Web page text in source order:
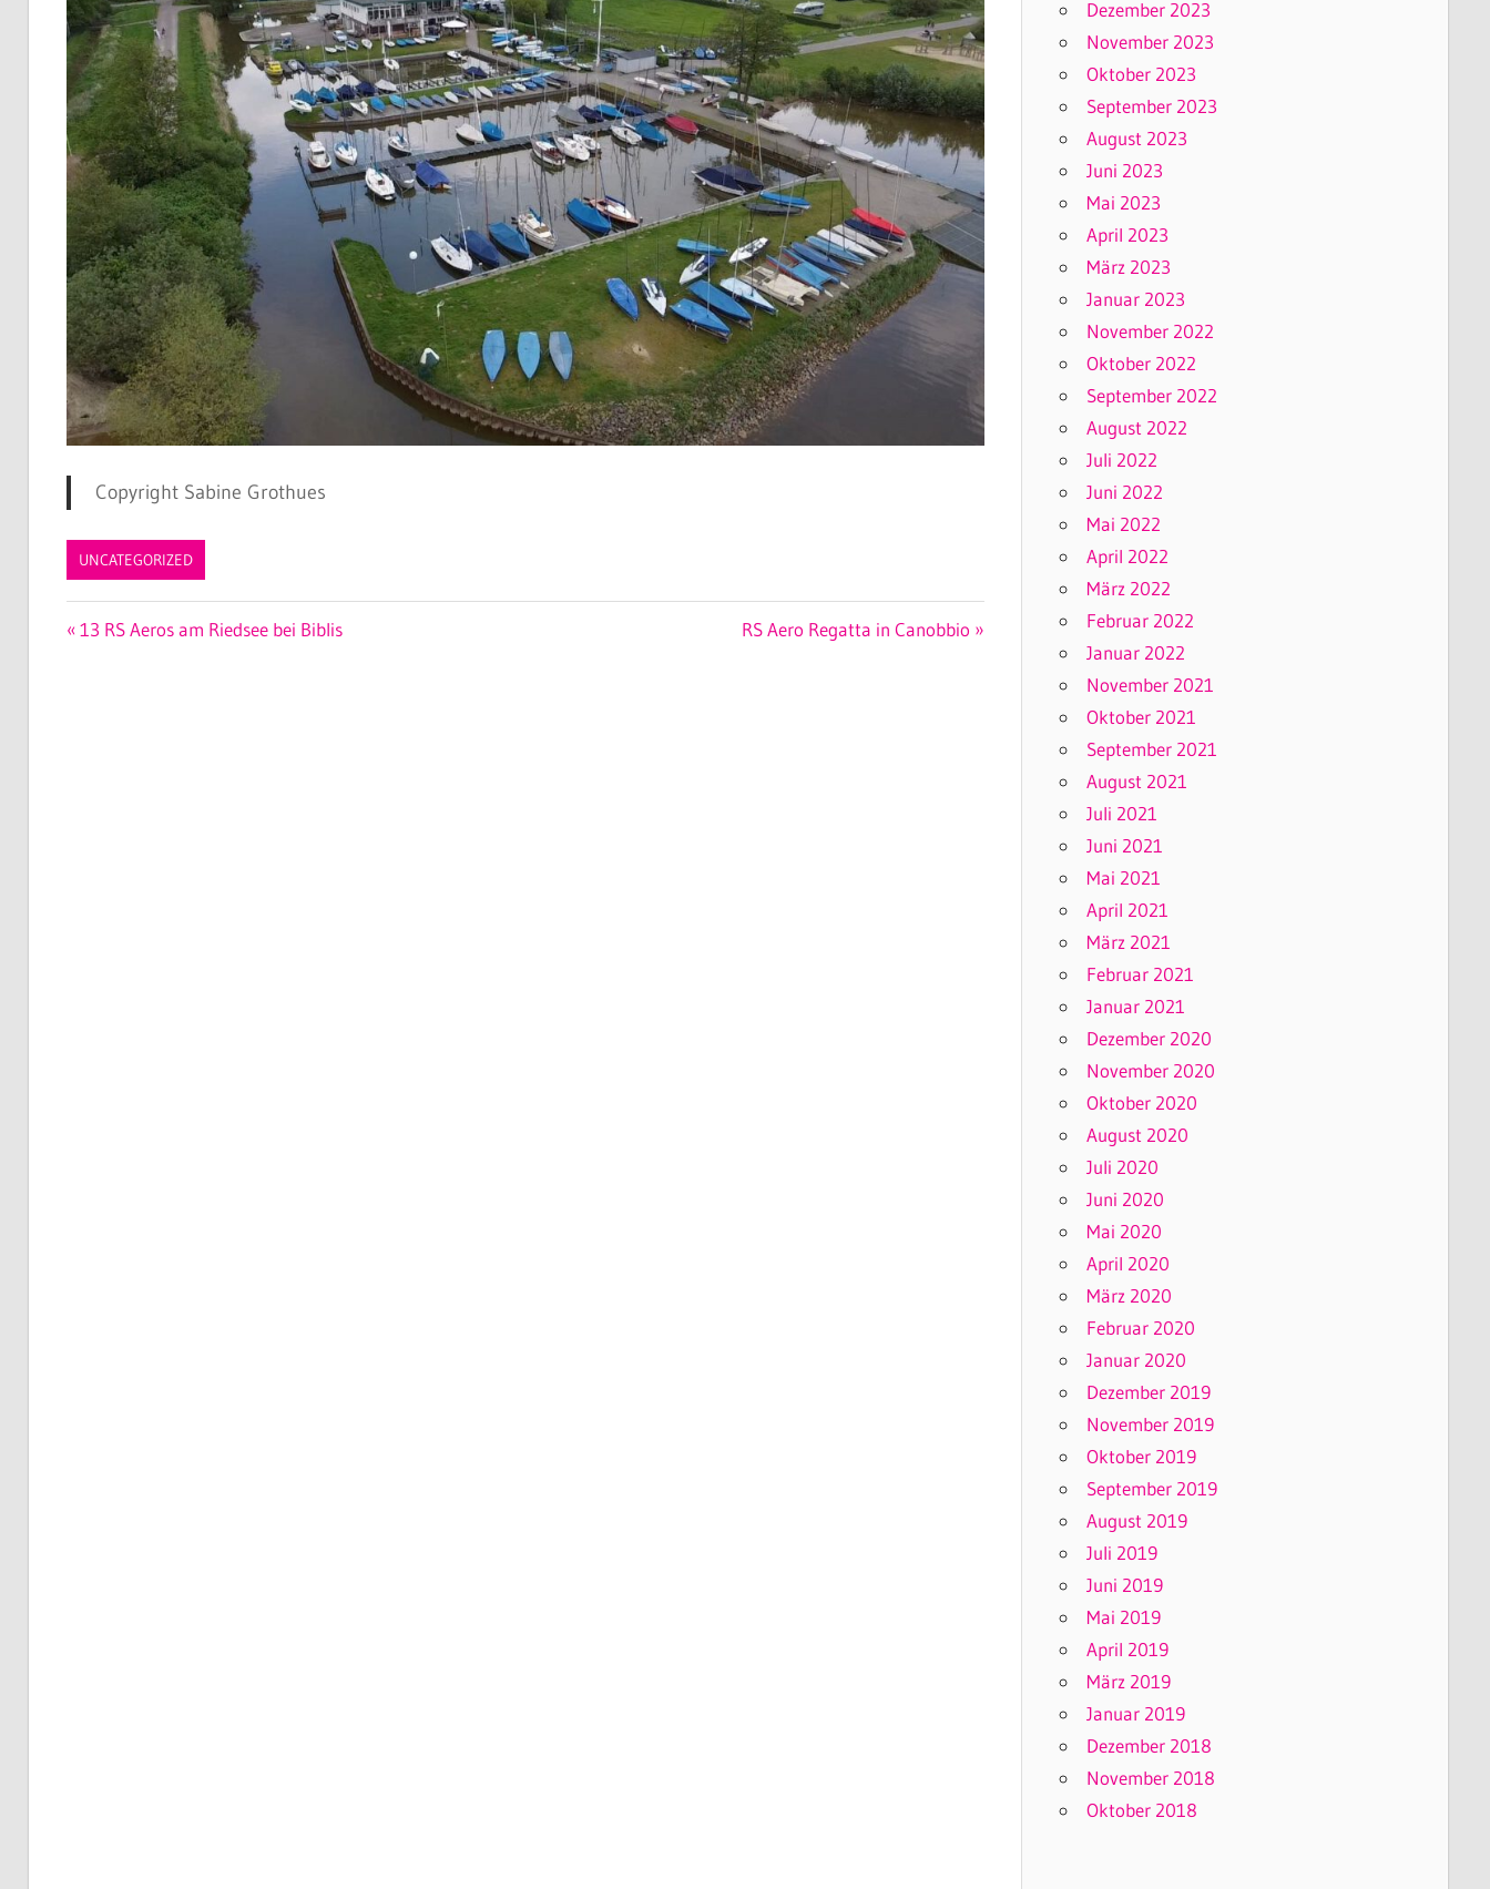
Copyright Sabine Grothues
UNCATEGORIZED
Beitragsnavigation
Vorheriger
13 RS Aeros am Riedsee bei Biblis
Nächster
RS Aero Regatta in Canobbio
Dezember 2023
November 2023
Oktober 2023
September 2023
August 2023
Juni 2023
Mai 2023
April 2023
März 2023
Januar 2023
November 2022
Oktober 2022
September 2022
August 2022
Juli 2022
Juni 2022
Mai 2022
April 2022
März 2022
Februar 2022
Januar 2022
November 2021
Oktober 2021
September 2021
August 2021
Juli 2021
Juni 2021
Mai 2021
April 2021
März 2021
Februar 2021
Januar 2021
Dezember 2020
November 2020
Oktober 2020
August 2020
Juli 2020
Juni 2020
Mai 2020
April 2020
März 2020
Februar 2020
Januar 2020
Dezember 2019
November 2019
Oktober 2019
September 2019
August 2019
Juli 2019
Juni 2019
Mai 2019
April 2019
März 2019
Januar 2019
Dezember 2018
November 2018
Oktober 2018